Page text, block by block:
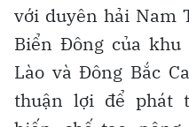
với duyên hải Nam
Biển Đông của khu
Lào và Đông Bắc
thuận lợi để phát